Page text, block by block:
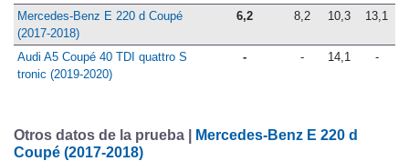
Mercedes-Benz E 220 d Coupé
(2017-2018)
6,2 8,2 10,3 13,1
Audi A5 Coupé 40 TDI quattro S
tronic (2019-2020)
- - 14,1 -
Otros datos de la prueba | Mercedes-Benz E 220 d
Coupé (2017-2018)